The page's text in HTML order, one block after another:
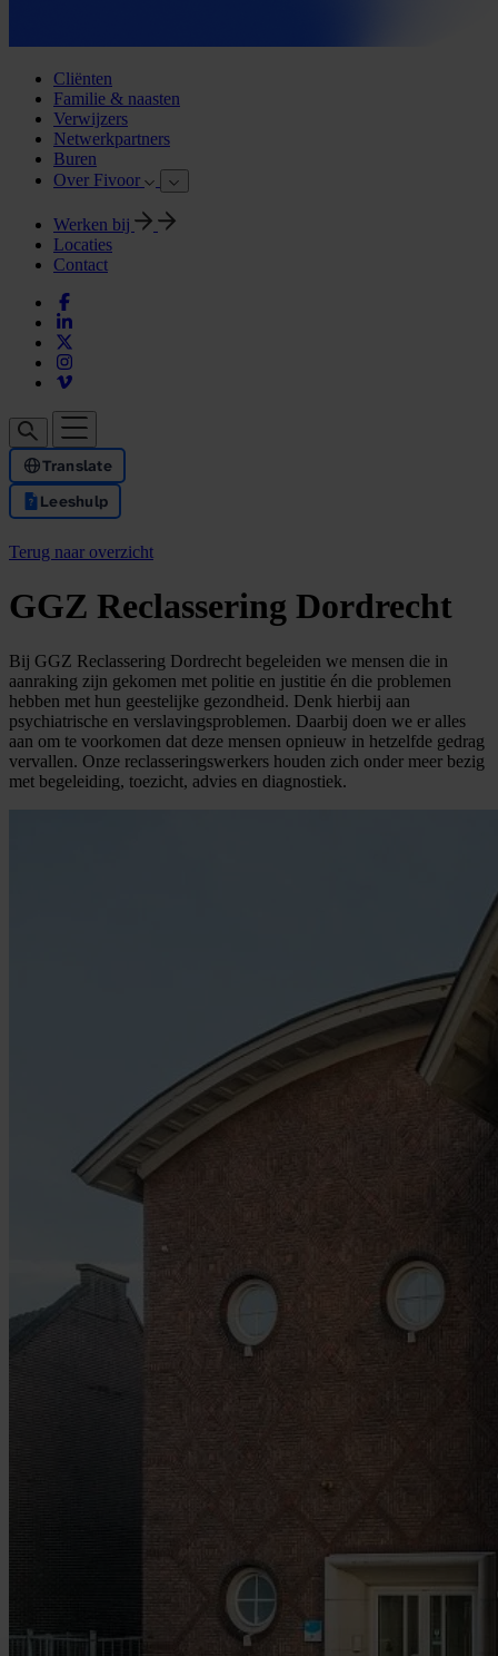
Cliënten
Familie & naasten
Verwijzers
Netwerkpartners
Buren
Over Fivoor
Werken bij
Locaties
Contact
Translate
Leeshulp
Terug naar overzicht
GGZ Reclassering Dordrecht
Bij GGZ Reclassering Dordrecht begeleiden we mensen die in
aanraking zijn gekomen met politie en justitie én die problemen
hebben met hun geestelijke gezondheid. Denk hierbij aan
psychiatrische en verslavingsproblemen. Daarbij doen we er alles
aan om te voorkomen dat deze mensen opnieuw in hetzelfde gedrag
vervallen. Onze reclasseringswerkers houden zich onder meer bezig
met begeleiding, toezicht, advies en diagnostiek.